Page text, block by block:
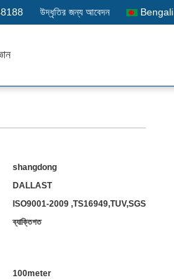
উদ্ধৃতির জন্য আবেদন Bengali
shangdong
DALLAST
ISO9001-2009 ,TS16949,TUV,SGS
ব্যাক্তিগত
100meter